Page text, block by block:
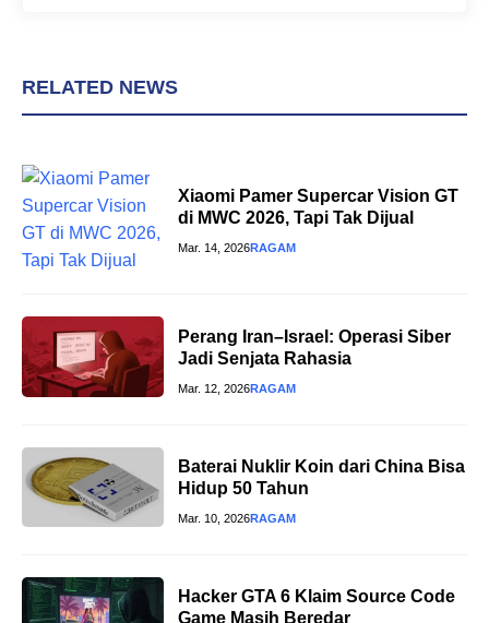
RELATED NEWS
Xiaomi Pamer Supercar Vision GT
di MWC 2026, Tapi Tak Dijual
Mar. 14, 2026RAGAM
Perang Iran–Israel: Operasi Siber
Jadi Senjata Rahasia
Mar. 12, 2026RAGAM
Baterai Nuklir Koin dari China Bisa
Hidup 50 Tahun
Mar. 10, 2026RAGAM
Hacker GTA 6 Klaim Source Code
Game Masih Beredar